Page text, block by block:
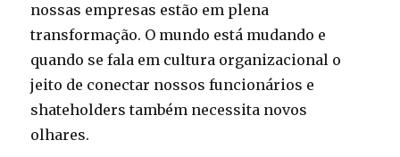
nossas empresas estão em plena
transformação. O mundo está mudando e
quando se fala em cultura organizacional o
jeito de conectar nossos funcionários e
shateholders também necessita novos
olhares.